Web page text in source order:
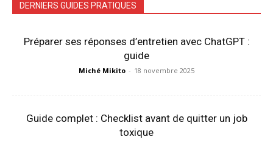
DERNIERS GUIDES PRATIQUES
Préparer ses réponses d’entretien avec ChatGPT :
guide
Miché Mikito - 18 novembre 2025
Guide complet : Checklist avant de quitter un job
toxique